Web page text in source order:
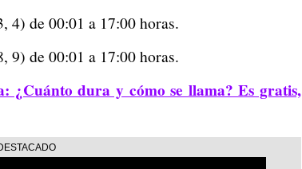
4) de 00:01 a 17:00 horas.
9) de 00:01 a 17:00 horas.
¿Cuánto dura y cómo se llama? Es gratis,